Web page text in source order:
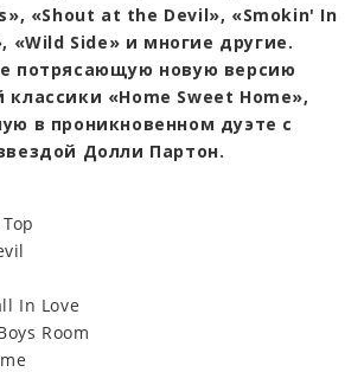
«Shout at the Devil», «Smokin' In
«Wild Side» и многие другие.
потрясающую новую версию
«Home Sweet Home»,
в проникновенном дуэте с
Долли Партон.
In Love
Room